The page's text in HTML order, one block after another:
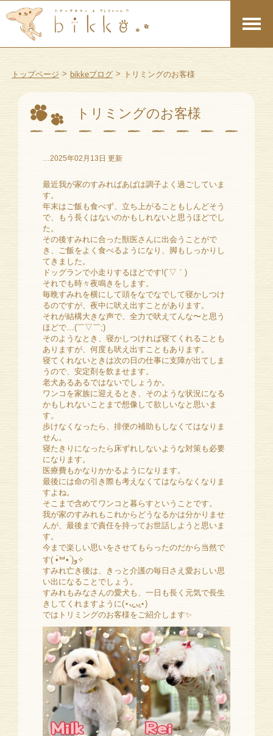
トップページ > bikkeブログ > トリミングのお客様
トリミングのお客様
…2025年02月13日 更新
最近我が家のすみればあばは調子よく過ごしていま
す。
年末はご飯も食べず、立ち上がることもしんどそう
で、もう長くはないのかもしれないと思うほどでし
た。
その後すみれに合った獣医さんに出会うことがで
き、ご飯をよく食べるようになり、脚もしっかりし
てきました。
ドッグランで小走りするほどです!(´▽｀)
それでも時々夜鳴きをします。
毎晩すみれを横にして頭をなでなでして寝かしつけ
るのですが、夜中に吠え出すことがあります。
それが結構大きな声で、全力で吠えてんな〜と思う
ほどで…(￣▽￣;)
そのようなとき、寝かしつければ寝てくれることも
ありますが、何度も吠え出すこともあります。
寝てくれないときは次の日の仕事に支障が出てしま
うので、安定剤を飲ませます。
老犬あるあるではないでしょうか。
ワンコを家族に迎えるとき、そのような状況になる
かもしれないことまで想像して欲しいなと思いま
す。
歩けなくなったら、排便の補助もしなくてはなりま
せん。
寝たきりになったら床ずれしないような対策も必要
になります。
医療費もかなりかかるようになります。
最後には命の引き際も考えなくてはならなくなりま
すよね。
そこまで含めてワンコと暮らすということです。
我が家のすみれもこれからどうなるかは分かりませ
んが、最後まで責任を持ってお世話しようと思いま
す。
今まで楽しい思いをさせてもらったのだから当然で
す( •̀ᄇ• ́)ﻭ✧
すみれ亡き後は、きっと介護の毎日さえ愛おしい思
い出になることでしょう。
すみれもみなさんの愛犬も、一日も長く元気で長生
きしてくれますように(⋆ᴗ͈ˬᴗ͈⋆)
ではトリミングのお客様をご紹介します✨️